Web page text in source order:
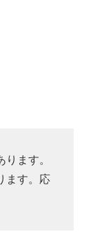
ます。
ます。応